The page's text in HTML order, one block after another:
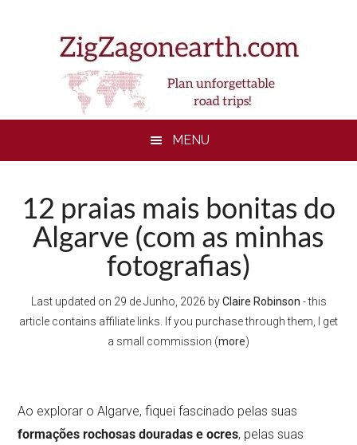
MENU
12 praias mais bonitas do
Algarve (com as minhas
fotografias)
Last updated on 29 de Junho, 2026 byClaire Robinson - this
article contains affiliate links. If you purchase through them, I get
a small commission (more)
Ao explorar o Algarve, fiquei fascinado pelas suas
formações rochosas douradas e ocres, pelas suas